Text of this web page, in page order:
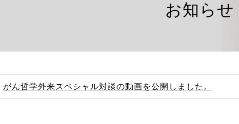
お知らせ
がん哲学外来スペシャル対談の動画を公開しました。